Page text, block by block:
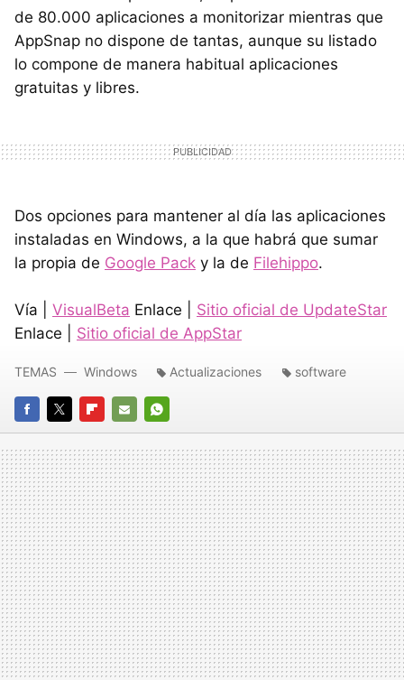
de 80.000 aplicaciones a monitorizar mientras que
AppSnap no dispone de tantas, aunque su listado
lo compone de manera habitual aplicaciones
gratuitas y libres.
Dos opciones para mantener al día las aplicaciones
instaladas en Windows, a la que habrá que sumar
la propia de Google Pack y la de Filehippo.
Vía | VisualBeta Enlace | Sitio oficial de UpdateStar
Enlace | Sitio oficial de AppStar
FACEBOOK
TWITTERFLIPBOARD
E-
MAIL
WHATSAPP
TEMAS Windows Actualizaciones software